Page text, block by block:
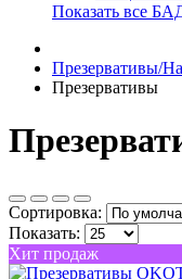
Показать все
Презервативы/
Презервативы
Сортировка:
Показать:
Хит продаж